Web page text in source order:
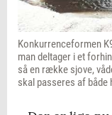
Konkurrenceformen
man deltager i et
så en række sjove,
skal passeres af både